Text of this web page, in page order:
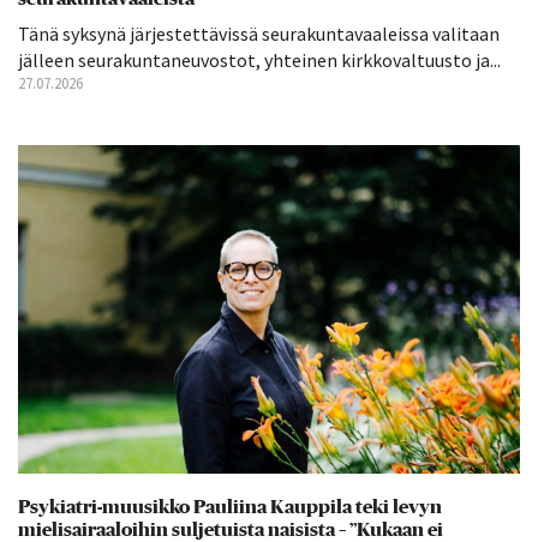
Tänä syksynä järjestettävissä seurakuntavaaleissa valitaan
jälleen seurakuntaneuvostot, yhteinen kirkkovaltuusto ja...
27.07.2026
Psykiatri-muusikko Pauliina Kauppila teki levyn
mielisairaaloihin suljetuista naisista – ”Kukaan ei